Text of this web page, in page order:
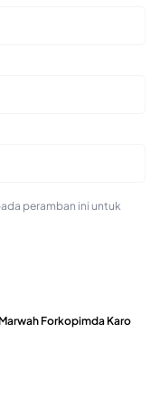
peramban ini untuk
Forkopimda Karo